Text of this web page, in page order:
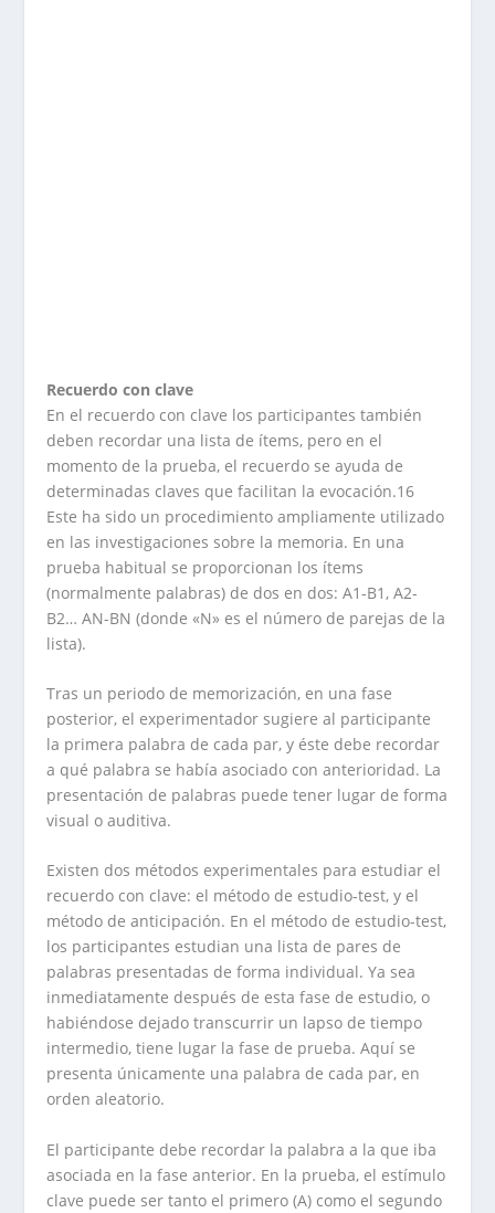
Recuerdo con clave
En el recuerdo con clave los participantes también
deben recordar una lista de ítems, pero en el
momento de la prueba, el recuerdo se ayuda de
determinadas claves que facilitan la evocación.16
Este ha sido un procedimiento ampliamente utilizado
en las investigaciones sobre la memoria. En una
prueba habitual se proporcionan los ítems
(normalmente palabras) de dos en dos: A1-B1, A2-
B2… AN-BN (donde «N» es el número de parejas de la
lista).
Tras un periodo de memorización, en una fase
posterior, el experimentador sugiere al participante
la primera palabra de cada par, y éste debe recordar
a qué palabra se había asociado con anterioridad. La
presentación de palabras puede tener lugar de forma
visual o auditiva.
Existen dos métodos experimentales para estudiar el
recuerdo con clave: el método de estudio-test, y el
método de anticipación. En el método de estudio-test,
los participantes estudian una lista de pares de
palabras presentadas de forma individual. Ya sea
inmediatamente después de esta fase de estudio, o
habiéndose dejado transcurrir un lapso de tiempo
intermedio, tiene lugar la fase de prueba. Aquí se
presenta únicamente una palabra de cada par, en
orden aleatorio.
El participante debe recordar la palabra a la que iba
asociada en la fase anterior. En la prueba, el estímulo
clave puede ser tanto el primero (A) como el segundo